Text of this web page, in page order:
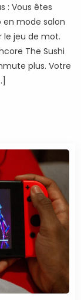
: Vous êtes
mode salon
le jeu de mot.
The Sushi
plus. Votre